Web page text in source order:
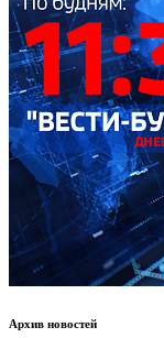
Архив новостей